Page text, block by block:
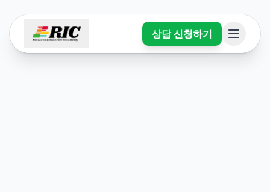
상담 신청하기